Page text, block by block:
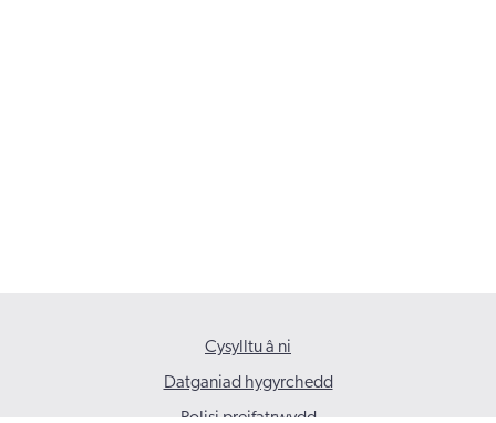
Cysylltu â ni
Datganiad hygyrchedd
Polisi preifatrwydd